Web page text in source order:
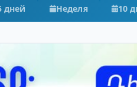
дней Неделя 10